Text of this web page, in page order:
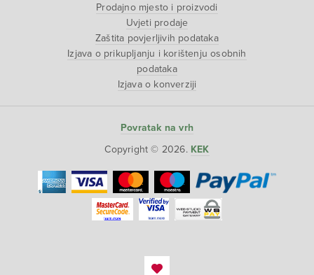
Prodajno mjesto i proizvodi
Uvjeti prodaje
Zaštita povjerljivih podataka
Izjava o prikupljanju i korištenju osobnih
podataka
Izjava o konverziji
Povratak na vrh
Copyright © 2026. KEK